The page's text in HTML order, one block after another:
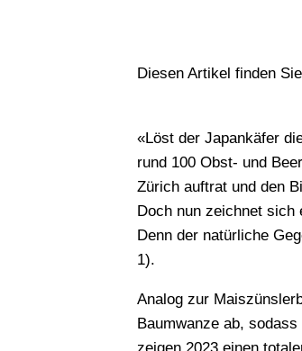
Diesen Artikel finden
«Löst der Japankäfer
rund 100 Obst- und
Zürich auftrat und den
Doch nun zeichnet sich
Denn der natürliche
1).
Analog zur
Baumwanze ab,